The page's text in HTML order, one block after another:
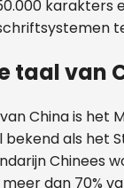
karakters
taal van
China is het
bekend als het
Chinees
dan 70%